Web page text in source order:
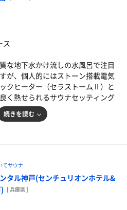
2つ置いてあり、寝そべり自由。
最上段で横になってテレビ見る茶
。
ナつくるとしたら、このサウナを
な地下水かけ流しの水風呂で注目
が、個人的にはストーン搭載電気
クヒーター（セラストームⅡ）と
く熱せられるサウナセッティング
アの最下段で、ここだとのんびり
くうたた寝してしまいます。
ウリュ装置があり、いつでも凶暴
様となっていますが、最近稼働し
。最近、寝そべりエリアも増設さ
続きを読む
てサウナ
タル神戸(センチュリオンホテル&
[ 兵庫県 ]